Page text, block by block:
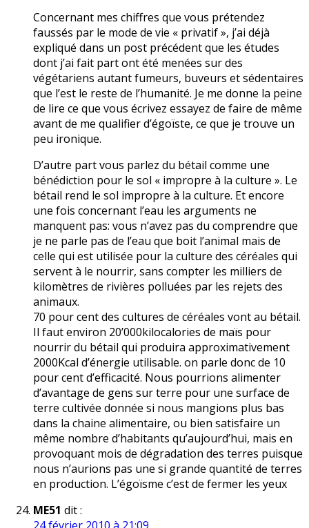
Concernant mes chiffres que vous prétendez
faussés par le mode de vie « privatif », j’ai déjà
expliqué dans un post précédent que les études
dont j’ai fait part ont été menées sur des
végétariens autant fumeurs, buveurs et sédentaires
que l’est le reste de l’humanité. Je me donne la peine
de lire ce que vous écrivez essayez de faire de même
avant de me qualifier d’égoïste, ce que je trouve un
peu ironique.
D’autre part vous parlez du bétail comme une
bénédiction pour le sol « impropre à la culture ». Le
bétail rend le sol impropre à la culture. Et encore
une fois concernant l’eau les arguments ne
manquent pas: vous n’avez pas du comprendre que
je ne parle pas de l’eau que boit l’animal mais de
celle qui est utilisée pour la culture des céréales qui
servent à le nourrir, sans compter les milliers de
kilomètres de rivières polluées par les rejets des
animaux.
70 pour cent des cultures de céréales vont au bétail.
Il faut environ 20’000kilocalories de maïs pour
nourrir du bétail qui produira approximativement
2000Kcal d’énergie utilisable. on parle donc de 10
pour cent d’efficacité. Nous pourrions alimenter
d’avantage de gens sur terre pour une surface de
terre cultivée donnée si nous mangions plus bas
dans la chaine alimentaire, ou bien satisfaire un
même nombre d’habitants qu’aujourd’hui, mais en
provoquant mois de dégradation des terres puisque
nous n’aurions pas une si grande quantité de terres
en production. L’égoïsme c’est de fermer les yeux
ME51 dit :